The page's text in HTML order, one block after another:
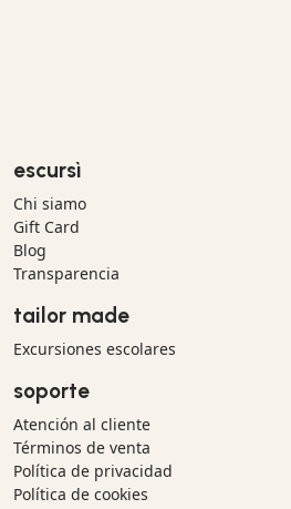
escursì
Chi siamo
Gift Card
Blog
Transparencia
tailor made
Excursiones escolares
soporte
Atención al cliente
Términos de venta
Política de privacidad
Política de cookies